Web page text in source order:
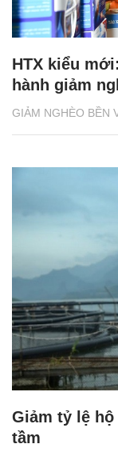
GIẢM NGHÈO BỀN
HTX kiểu
hành giảm
Giảm tỷ lệ
tầm